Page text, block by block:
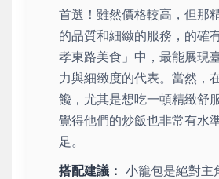
首選！雖然價格較高，但那
的品質和細緻的服務，的確
孝東路美食」中，最能展現
力與細緻度的代表。當然，
饞，尤其是想吃一頓精緻舒
覺得他們的炒飯也非常有水
足。
搭配建議： 小籠包是絕對主